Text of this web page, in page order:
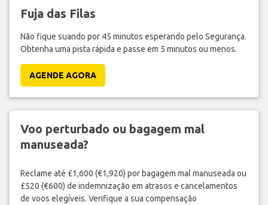
Fuja das Filas
Não fique suando por 45 minutos esperando pelo Segurança.
Obtenha uma pista rápida e passe em 5 minutos ou menos.
AGENDE AGORA
Voo perturbado ou bagagem mal
manuseada?
Reclame até £1,600 (€1,920) por bagagem mal manuseada ou
£520 (€600) de indemnização em atrasos e cancelamentos
de voos elegíveis. Verifique a sua compensação